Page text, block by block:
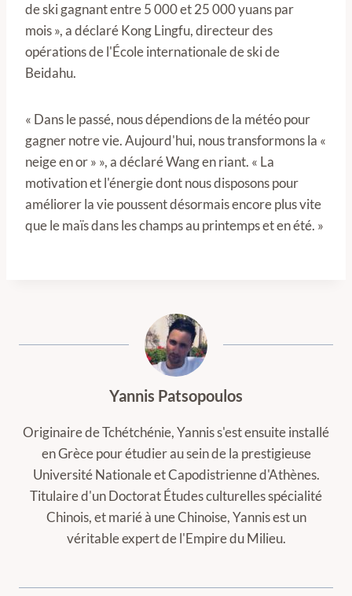
de ski gagnant entre 5 000 et 25 000 yuans par
mois », a déclaré Kong Lingfu, directeur des
opérations de l'École internationale de ski de
Beidahu.
« Dans le passé, nous dépendions de la météo pour
gagner notre vie. Aujourd'hui, nous transformons la «
neige en or » », a déclaré Wang en riant. « La
motivation et l'énergie dont nous disposons pour
améliorer la vie poussent désormais encore plus vite
que le maïs dans les champs au printemps et en été. »
Yannis Patsopoulos
Originaire de Tchétchénie, Yannis s'est ensuite installé
en Grèce pour étudier au sein de la prestigieuse
Université Nationale et Capodistrienne d'Athènes.
Titulaire d'un Doctorat Études culturelles spécialité
Chinois, et marié à une Chinoise, Yannis est un
véritable expert de l'Empire du Milieu.